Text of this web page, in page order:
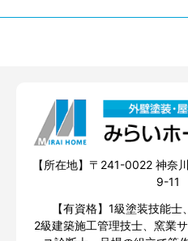
【所在地】〒241-0022 神奈
9-11
【有資格】1級塗装技能士
2級建築施工管理技士、窯業